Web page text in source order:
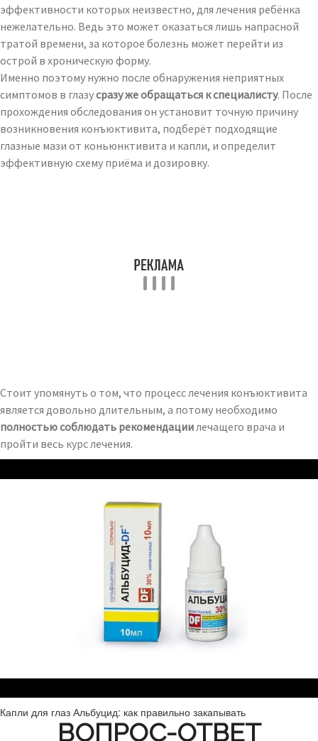
эффективности которых неизвестно, для лечения ребёнка
нежелательно. Ведь это может оказаться лишь напрасной
тратой времени, за которое болезнь может перейти из
острой в хроническую форму.
Именно поэтому нужно после обнаружения неприятных
симптомов в глазусразу же обращаться к специалисту. После
прохождения обследования он установит точную причину
возникновения конъюктивита, подберёт подходящие
глазные мази от коньюнктивита и капли, и определит
эффективную схему приёма и дозировку.
Стоит упомянуть о том, что процесс лечения конъюктивита
является довольно длительным, а потому необходимо
полностью соблюдать рекомендациилечащего врача и
пройти весь курс лечения.
Капли для глаз Альбуцид: как правильно закапывать
ВОПРОС-ОТВЕТ